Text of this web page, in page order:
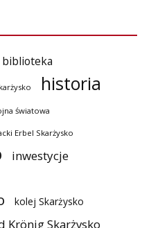
biblioteka
historia
światowa
Erbel Skarżysko
inwestycje
kolej Skarżysko
Krönig Skarżysko